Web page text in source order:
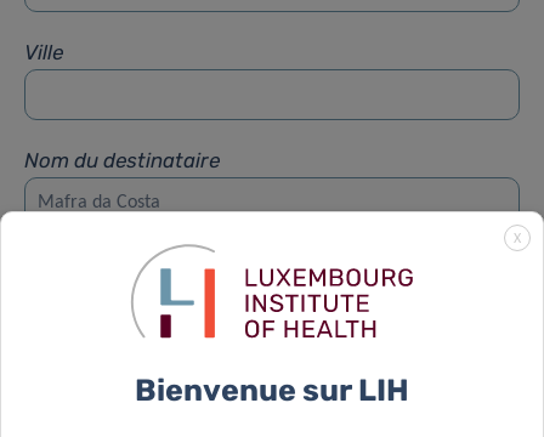
Ville
Nom du destinataire
Prénom du destinataire
X
Bienvenue sur LIH